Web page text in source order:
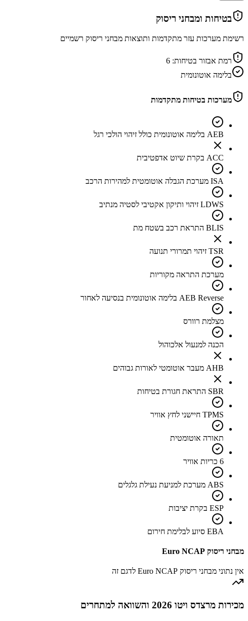
בטיחות ומבחני ריסוק
רשימת מערכות עזר מתקדמות ותוצאות מבחני ריסוק רשמיים
רמת אבזור בטיחות: 6
בלימה אוטונומית
מערכות בטיחות מתקדמות
AEB בלימה אוטונומית כולל זיהוי הולכי רגל
ACC בקרת שיוט אדפטיבית
ISA מערכת הגבלה אוטומטית למהירות הרכב
LDWS זיהוי ותיקון אקטיבי לסטיה מנתיב
BLIS התראת רכב בשטח מת
TSR זיהוי תמרורי תנועה
מערכת התראה מקוריות
AEB Reverse בלימה אוטונומית בנסיעה לאחור
מצלמת רוורס
הכנה למנעול אלכוהול
AHB מעבר אוטומטי לאורות גבוהים
SBR התראת חגורת בטיחות
TPMS חיישני לחץ אוויר
תאורה אוטומטית
6 כריות אוויר
ABS מערכת למניעת נעילת גלגלים
ESP בקרת יציבות
EBA סיוע לבלימת חירום
מבחני ריסוק Euro NCAP
אין נתוני מבחני ריסוק Euro NCAP לדגם זה
מכירות מרצדס ויטו 2026 והשוואה למתחרים